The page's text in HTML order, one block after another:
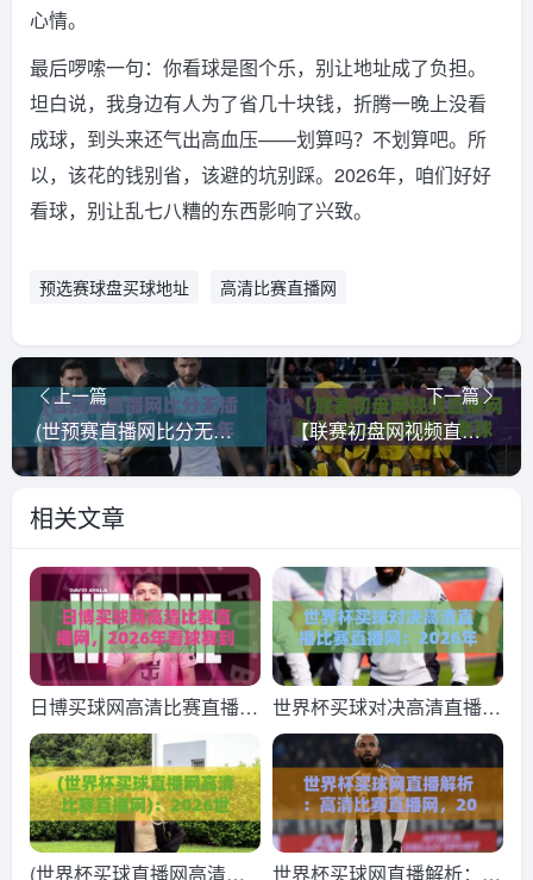
心情。
最后啰嗦一句：你看球是图个乐，别让地址成了负担。
坦白说，我身边有人为了省几十块钱，折腾一晚上没看
成球，到头来还气出高血压——划算吗？不划算吧。所
以，该花的钱别省，该避的坑别踩。2026年，咱们好好
看球，别让乱七八糟的东西影响了兴致。
预选赛球盘买球地址 高清比赛直播网
上一篇
(世预赛直播网比分无插件在线直播网) 2026年世预赛，这些免费无插件网站让你告别卡顿
下一篇
【联赛初盘网视频直播网站】2026年实测：老球迷都在哪看球？
相关文章
日博买球网高清比赛直播
网，2026年看球赛到底该
怎么选？
世界杯买球对决高清直播比
赛直播网：2026年球迷必
看的终极观赛指南！
(世界杯买球直播网高清比 世界杯买球网直播解析：高